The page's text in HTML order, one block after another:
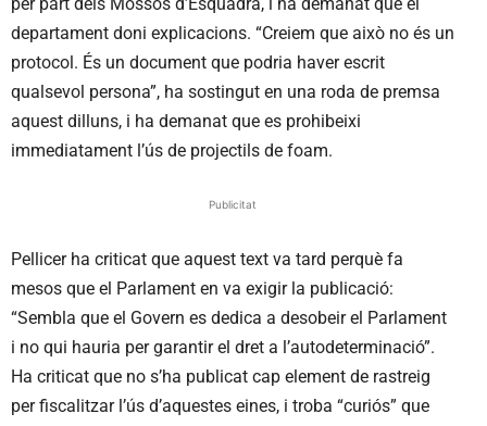
departament doni explicacions. “Creiem que això no és un
protocol. És un document que podria haver escrit
qualsevol persona”, ha sostingut en una roda de premsa
aquest dilluns, i ha demanat que es prohibeixi
immediatament l’ús de projectils de foam.
Publicitat
Pellicer ha criticat que aquest text va tard perquè fa
mesos que el Parlament en va exigir la publicació:
“Sembla que el Govern es dedica a desobeir el Parlament
i no qui hauria per garantir el dret a l’autodeterminació”.
Ha criticat que no s’ha publicat cap element de rastreig
per fiscalitzar l’ús d’aquestes eines, i troba “curiós” que